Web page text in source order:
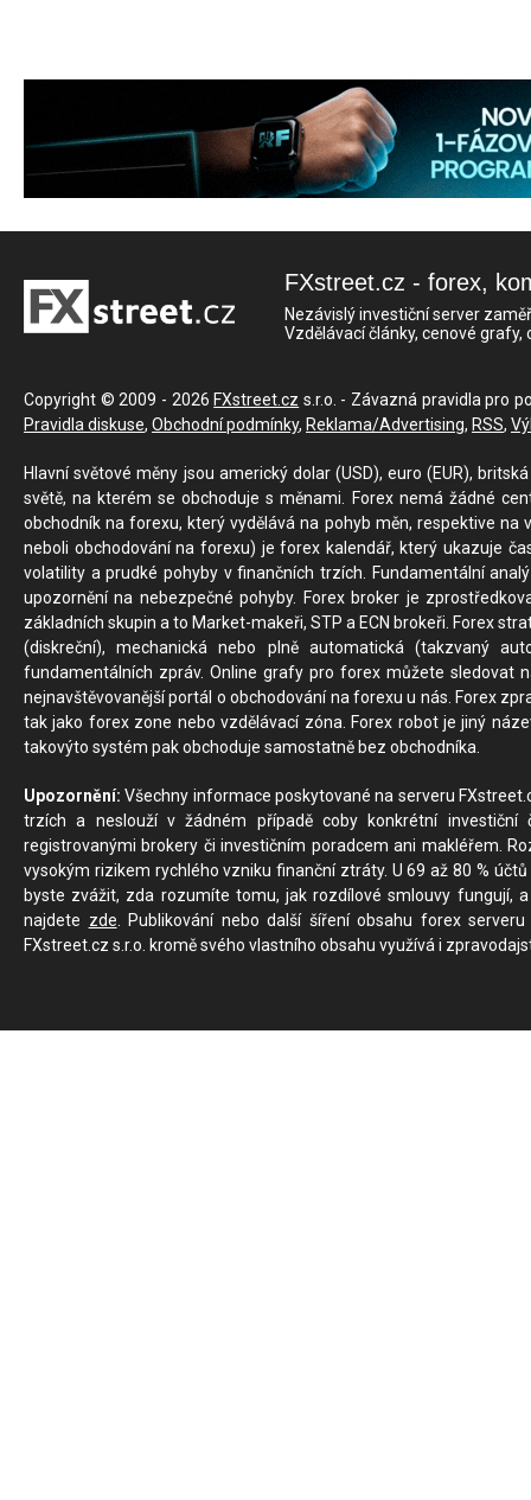
FXstreet.cz - forex,
Nezávislý investiční server
Vzdělávací články, cenové
Copyright © 2009 - 2026 FXstreet.cz s.r.o. - Závazná pravidla pro
Pravidla diskuse, Obchodní podmínky, Reklama/Advertising, RSS,
Hlavní světové měny jsou americký dolar (USD), euro (EUR),
světě, na kterém se obchoduje s měnami. Forex nemá žádné
obchodník na forexu, který vydělává na pohyb měn, respektive
neboli obchodování na forexu) je forex kalendář, který ukazuje
volatility a prudké pohyby v finančních trzích. Fundamentální
upozornění na nebezpečné pohyby. Forex broker je
základních skupin a to Market-makeři, STP a ECN brokeři. Forex
(diskreční), mechanická nebo plně automatická (takzvaný
fundamentálních zpráv. Online grafy pro forex můžete sledovat
nejnavštěvovanější portál o obchodování na forexu u nás. Forex
tak jako forex zone nebo vzdělávací zóna. Forex robot je jiný
takovýto systém pak obchoduje samostatně bez obchodníka.
Upozornění: Všechny informace poskytované na serveru
trzích a neslouží v žádném případě coby konkrétní investiční
registrovanými brokery či investičním poradcem ani makléřem.
vysokým rizikem rychlého vzniku finanční ztráty. U 69 až 80 %
byste zvážit, zda rozumíte tomu, jak rozdílové smlouvy fungují,
najdete zde. Publikování nebo další šíření obsahu forex
FXstreet.cz s.r.o. kromě svého vlastního obsahu využívá i